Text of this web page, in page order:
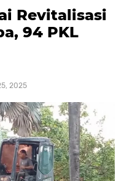
Revitalisasi
94 PKL
2025